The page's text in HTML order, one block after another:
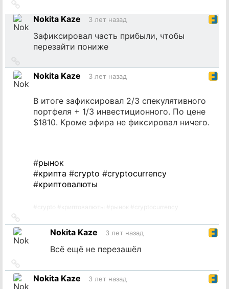
на
источник
Nokita Kaze 3 лет назад
Зафиксировал часть прибыли, чтобы
перезайти пониже
на
источник
Nokita Kaze 3 лет назад
В итоге зафиксировал 2/3 спекулятивного
портфеля + 1/3 инвестиционного. По цене
$1810. Кроме эфира не фиксировал ничего.
#рынок
#крипта #crypto #cryptocurrency
#криптовалюты
на
источникNokita Kaze 3 лет назад
Всё ещё не перезашёл
на
источник
Nokita Kaze 3 лет назад